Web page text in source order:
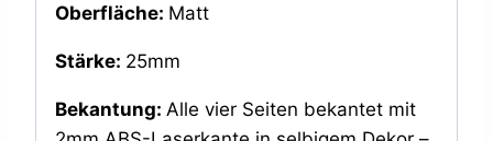
Oberfläche: Matt
Stärke: 25mm
Bekantung: Alle vier Seiten bekantet mit